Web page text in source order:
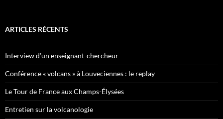
ARTICLES RÉCENTS
Interview d’un enseignant-chercheur
Conférence « volcans » à Louveciennes : le replay
Le Tour de France aux Champs-Élysées
Entretien sur la volcanologie